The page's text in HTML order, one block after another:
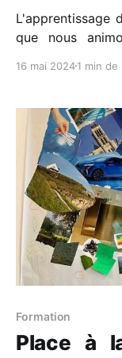
L'apprentissage
que nous
sous la direction
marque la fin de
16 mai 20241 min
Formation
Place à